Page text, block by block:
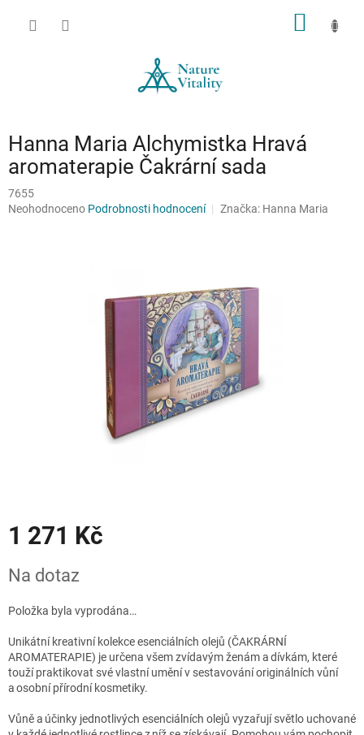
Hanna Maria Alchymistka Hravá
aromaterapie Čakrární sada
7655
Průměrné
Neohodnoceno Podrobnosti hodnocení Značka: Hanna Maria
1 271 Kč
cena:
Na dotaz
Položka byla vyprodána…
Unikátní kreativní kolekce esenciálních olejů (ČAKRÁRNÍ
AROMATERAPIE) je určena všem zvídavým ženám a dívkám, které
touží praktikovat své vlastní umění v sestavování originálních vůní
a osobní přírodní kosmetiky.
Vůně a účinky jednotlivých esenciálních olejů vyzařují světlo uchované